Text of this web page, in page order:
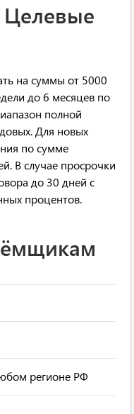
Целевые
на суммы от 5000
до 6 месяцев по
полной
Для новых
по сумме
В случае просрочки
до 30 дней с
процентов.
регионе РФ